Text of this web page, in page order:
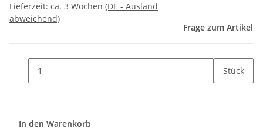
Lieferzeit: ca. 3 Wochen (DE - Ausland
abweichend)
Frage zum Artikel
Stück
In den Warenkorb